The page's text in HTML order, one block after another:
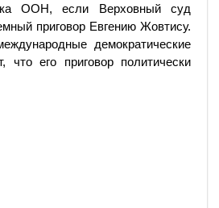
ООН, если Верховный суд
приговор Евгению Жовтису.
демократические
что его приговор политически